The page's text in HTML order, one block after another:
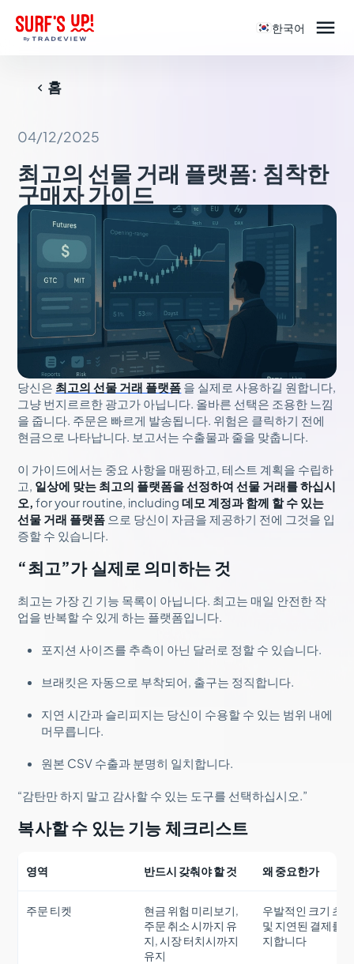
한국어 
 홈
04/12/2025
최고의 선물 거래 플랫폼: 침착한
구매자 가이드
당신은 최고의 선물 거래 플랫폼 을 실제로 사용하길 원합니다,
그냥 번지르르한 광고가 아닙니다. 올바른 선택은 조용한 느낌
을 줍니다. 주문은 빠르게 발송됩니다. 위험은 클릭하기 전에
현금으로 나타납니다. 보고서는 수출물과 줄을 맞춥니다.
이 가이드에서는 중요 사항을 매핑하고, 테스트 계획을 수립하
고, 일상에 맞는 최고의 플랫폼을 선정하여 선물 거래를 하십시
오, for your routine, including데모 계정과 함께 할 수 있는
선물 거래 플랫폼 으로 당신이 자금을 제공하기 전에 그것을 입
증할 수 있습니다.
“최고”가 실제로 의미하는 것
최고는 가장 긴 기능 목록이 아닙니다. 최고는 매일 안전한 작
업을 반복할 수 있게 하는 플랫폼입니다.
포지션 사이즈를 추측이 아닌 달러로 정할 수 있습니다.
브래킷은 자동으로 부착되어, 출구는 정직합니다.
지연 시간과 슬리피지는 당신이 수용할 수 있는 범위 내에
머무릅니다.
원본 CSV 수출과 분명히 일치합니다.
“감탄만 하지 말고 감사할 수 있는 도구를 선택하십시오.”
복사할 수 있는 기능 체크리스트
영역 반드시 갖춰야 할 것 왜 중요한가
주문 티켓
현금 위험 미리보기,
주문 취소 시까지 유
지, 시장 터치시까지
유지
우발적인 크기 초과
및 지연된 결제를
지합니다